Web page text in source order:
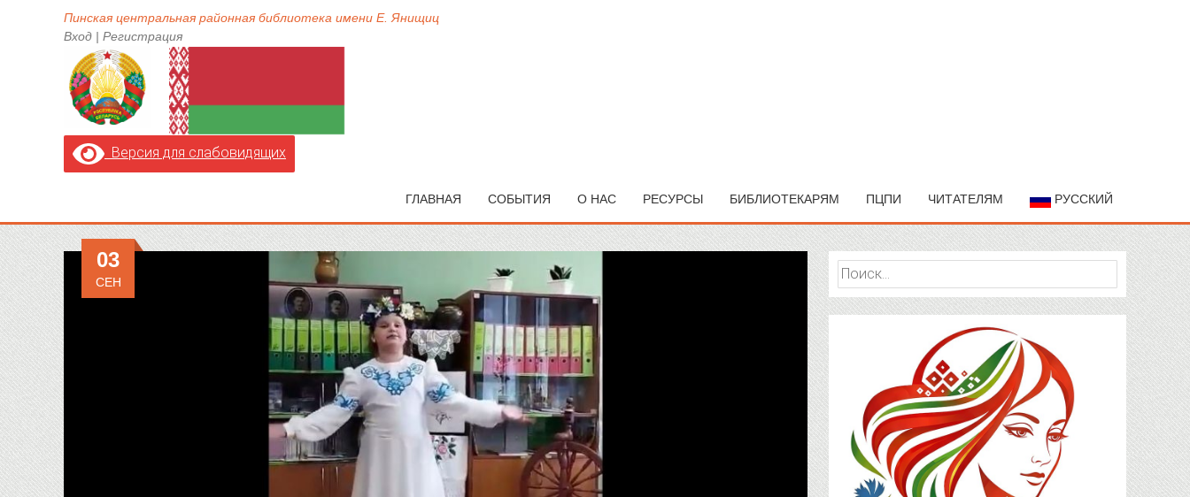
Пинская центральная районная библиотека имени Е. Янищиц
Вход | Регистрация
Версия для слабовидящих
ГЛАВНАЯ СОБЫТИЯ О НАС РЕСУРСЫ БИБЛИОТЕКАРЯМ ПЦПИ ЧИТАТЕЛЯМ РУССКИЙ
03
СЕН
Найти: